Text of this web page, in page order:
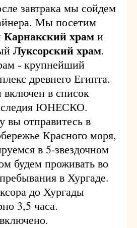
завтрака мы сойдем
Мы посетим
Карнакский храм и
Луксорский храм.
- крупнейший
древнего Египта.
включен в список
ЮНЕСКО.
вы отправитесь в
Красного моря,
в 5-звездочном
будем проживать во
в Хургаде.
до Хургады
3,5 часа.